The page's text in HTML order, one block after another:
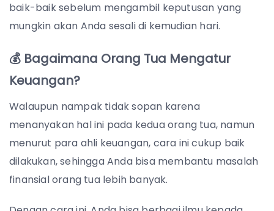
baik-baik sebelum mengambil keputusan yang
mungkin akan Anda sesali di kemudian hari.
💰 Bagaimana Orang Tua Mengatur
Keuangan?
Walaupun nampak tidak sopan karena
menanyakan hal ini pada kedua orang tua, namun
menurut para ahli keuangan, cara ini cukup baik
dilakukan, sehingga Anda bisa membantu masalah
finansial orang tua lebih banyak.